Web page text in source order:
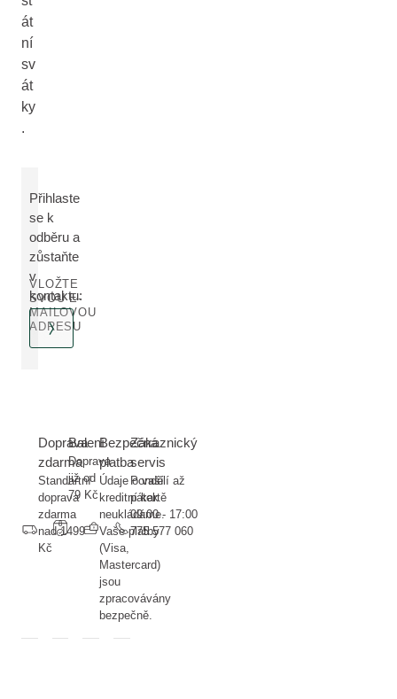
át
ní
sv
át
ky
.
Přihlaste
se k
odběru a
zůstaňte
v
kontaktu:
VLOŽTE
SVOU E-
MAILOVOU
ADRESU
Doprava
zdarma
Standartní
doprava
zdarma
nad 1499
Kč
Balení
Doprava
již od
79 Kč
Bezpečná
platba
Údaje o vaší
kreditní kartě
neukládáme.
Vaše platby
(Visa,
Mastercard)
jsou
zpracovávány
bezpečně.
Zákaznický
servis
Pondělí až
pátek
09:00 - 17:00
775 577 060